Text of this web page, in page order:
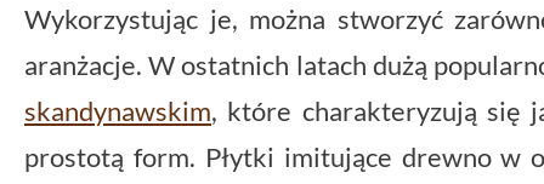
Wykorzystując je, można stworzyć
aranżacje. W ostatnich latach dużą
skandynawskim, które charakteryzują się
prostotą form. Płytki imitujące drewno w